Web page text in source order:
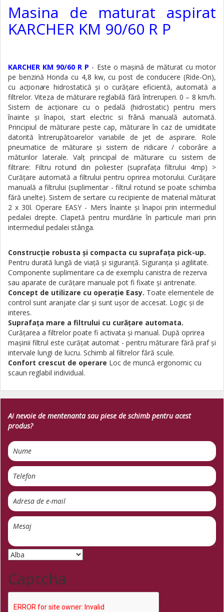
Masina de maturat aspirat
KARCHER KM 90/60 R P
KARCHER KM 90/60 R P - Este o maşină de măturat cu motor
pe benzină Honda cu 4,8 kw, cu post de conducere (Ride-On),
cu acţionare hidrostatică şi o curăţare eficientă, automată a
filtrelor. Viteza de măturare reglabilă fără întreruperi. 0 – 8 km/h.
Sistem de acţionare cu o pedală (hidrostatic) pentru mers
înainte şi înapoi, start electric si frână manuală automată.
Principiul de măturare peste cap, măturare în caz de umiditate
datorită întrerupătoarelor variabile de jet de aspirare. Role
pneumatice de măturare şi sistem de ridicare / coborâre a
măturilor laterale. Valţ principal de măturare cu sistem de
filtrare: Filtru rotund din poliester (suprafaţa filtrului 4mp) >
Curăţare automată a filtrului pentru oprirea motorului. Curăţare
manuală a filtrului (suplimentar - filtrul rotund se poate schimba
fără unelte). Sistem de sertare cu recipiente de material măturat
2 x 30l. Operare EASY - Mers înainte şi înapoi prin intermediul
pedalei drepte. Clapetă pentru murdărie în particule mari prin
intermediul pedalei stânga.
Construcţie robusta şi compacta cu suprafaţa pick-up.
Pentru durată lungă de viaţă şi siguranţă. Siguranţa şi agilitate.
Componente suplimentare ca de exemplu canistra de rezerva
sau aparate de curăţare manuale pot fi fixate şi antrenate.
Concept de utilizare cu operaţie Easy. Toate elementele de
control sunt aranjate clar şi sunt uşor de accesat. Logic şi de
interes.
Suprafaţa mare a filtrului cu curăţare automata.
Curăţarea a filtrelor poate fi activata şi manual. După oprirea
maşinii filtrul este curăţat automat - pentru măturare fără praf şi
intervale lungi de lucru. Schimb al filtrelor fără scule.
Confort crescut de operare Loc de muncă ergonomic cu
scaun reglabil individual.
Ai nevoie de mentenanta sau piese de schimb pentru acest
produs?
Captcha